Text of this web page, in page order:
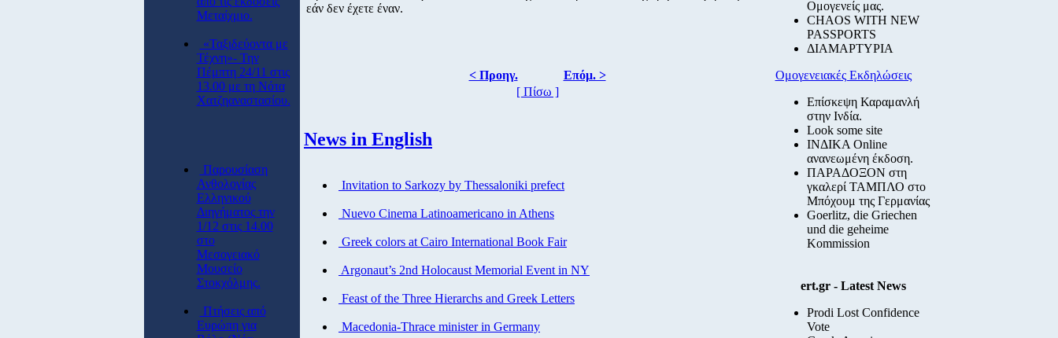
Μεταίχμιο.
«Ταξιδεύοντα με
Τέχνη»- Την
Πέμπτη 24/11 στις
13.00 με τη Νότα
Χατζηαναστασίου.
Παρουσίαση
Ανθολογίας
Ελληνικού
Διηγήματος την
1/12 στις 14.00
στο
Μεσογειακό
Μουσείο
Στοκχόλμης.
Πτήσεις από
Eυρώπη για
εάν δεν έχετε έναν.
< Προηγ.
Επόμ. >
[ Πίσω ]
News in English
Invitation to Sarkozy by Thessaloniki prefect
Nuevo Cinema Latinoamericano in Athens
Greek colors at Cairo International Book Fair
Argonaut’s 2nd Holocaust Memorial Event in NY
Feast of the Three Hierarchs and Greek Letters
Macedonia-Thrace minister in Germany
Ομογενείς μας.
CHAOS WITH NEW
PASSPORTS
ΔΙΑΜΑΡΤΥΡΙΑ
Ομογενειακές Εκδηλώσεις
Επίσκεψη Καραμανλή
στην Ινδία.
Look some site
ΙΝΔΙΚΑ Online
ανανεωμένη έκδοση.
ΠΑΡΑΔΟΞΟΝ στη
γκαλερί ΤΑΜΠΛΟ στο
Μπόχουμ της Γερμανίας
Goerlitz, die Griechen
und die geheime
Kommission
ert.gr - Latest News
Prodi Lost Confidence
Vote